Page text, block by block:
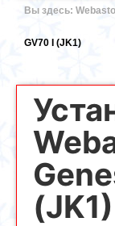
Вы здесь: Webasto
GV70 I (JK1)
(JK1)